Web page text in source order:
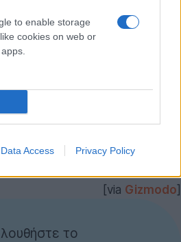
to enable storage
cookies on web or
Data Access Privacy Policy
[via Gizmodo]
το